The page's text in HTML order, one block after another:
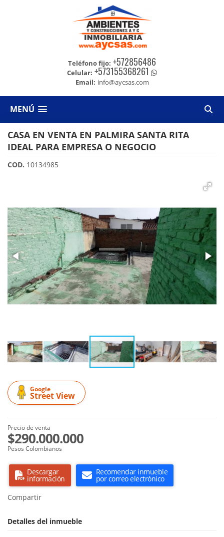
Teléfono fijo: +572856486
Celular: +573155368261
Email: info@aycsas.com
MENÚ
CASA EN VENTA EN PALMIRA SANTA RITA
IDEAL PARA EMPRESA O NEGOCIO
COD. 10134985
Google
Street View
Precio de venta
$290.000.000
Pesos Colombianos
Descargar
información
Recomendar inmueble
por correo electrónico
Compartir
Detalles del inmueble